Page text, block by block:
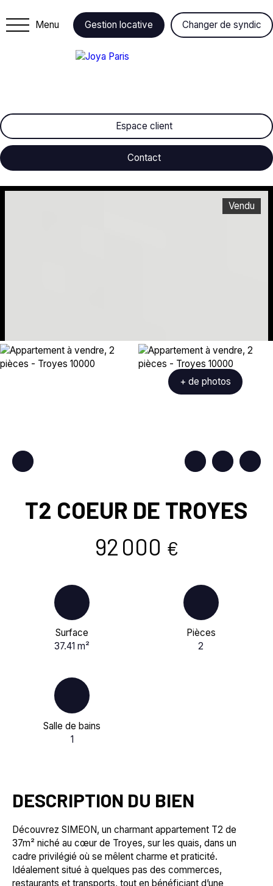
Menu Gestion locative Changer de syndic
Espace client
Contact
Vendu
+ de photos
T2 COEUR DE TROYES
92 000 €
Surface
37.41m²
Pièces
2
Salle de bains
1
DESCRIPTION DU BIEN
Découvrez SIMEON, un charmant appartement T2 de
37m² niché au cœur de Troyes, sur les quais, dans un
cadre privilégié où se mêlent charme et praticité.
Idéalement situé à quelques pas des commerces,
restaurants et transports, tout en bénéficiant d’une